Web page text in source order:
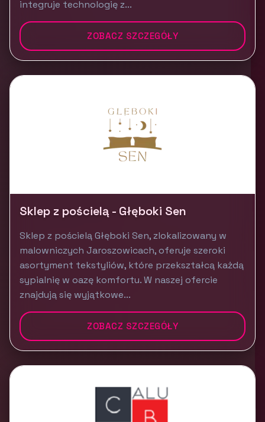
integruje technologię z...
ZOBACZ SZCZEGÓŁY
Sklep z pościelą - Głęboki Sen
Sklep z pościelą Głęboki Sen, zlokalizowany w
malowniczych Jaroszowicach, oferuje szeroki
asortyment tekstyliów, które przekształcą każdą
sypialnię w oazę komfortu. W naszej ofercie
znajdują się wyjątkowe...
ZOBACZ SZCZEGÓŁY